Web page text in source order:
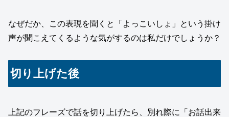
なぜだか、この表現を聞くと「よっこいしょ」という掛け
声が聞こえてくるような気がするのは私だけでしょうか？
切り上げた後
上記のフレーズで話を切り上げたら、別れ際に「お話出来